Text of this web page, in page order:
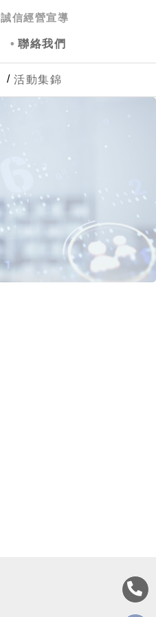
誠信經營宣導
聯絡我們
活動集錦